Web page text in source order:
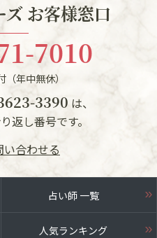
お客様窓口
7010
年中無休）
3390 は、
返し番号です。
い合わせる
占い師 一覧
人気ランキング